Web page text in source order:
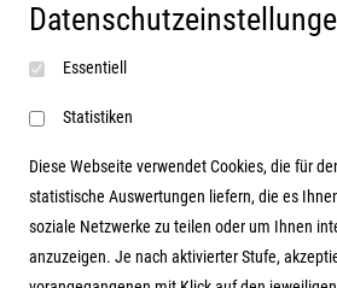
Impressum
AGB
Datenschutzerklärung
Adresse
Essentiell
Statistiken
Diese Webseite verwendet Cookies, die für
statistische Auswertungen liefern, die es
soziale Netzwerke zu teilen oder um Ihnen
anzuzeigen. Je nach aktivierter Stufe,